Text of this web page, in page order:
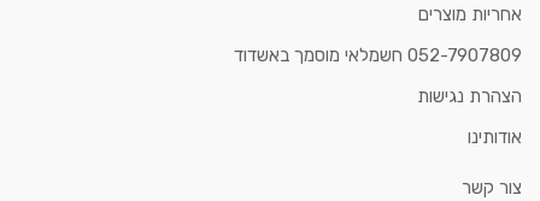
אחריות מוצרים
052-7907809 חשמלאי מוסמך באשדוד
הצהרת נגישות
אודותינו
צור קשר